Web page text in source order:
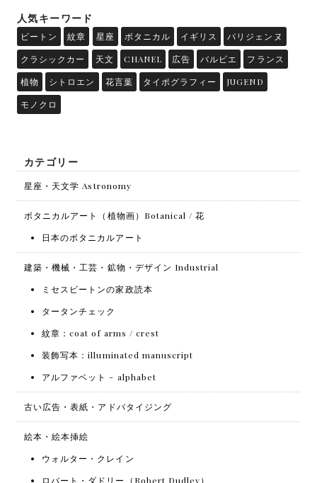
人気キーワード
ビートン 紋章 星座 ボタニカル イギリス
パリジェンヌ
クラシックカー
天文 CHANEL 広告 バルビエ
フランス
植物
シトロエン 花言葉 タイポグラフィー
JUGEND
モノクロ
カテゴリー
星座・天文学 Astronomy
ボタニカルアート（植物画）Botanical / 花
日本のボタニカルアート
建築・機械・工芸・鉱物・デザイン Industrial
ミセスビートンの家政読本
タータンチェック
紋章：coat of arms / crest
装飾写本：illuminated manuscript
アルファベット - alphabet
古い広告・表紙・アドバタイジング
絵本・絵本挿絵
ウォルター・クレイン
ロバート・ダドリー（Robert Dudley）